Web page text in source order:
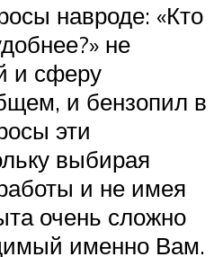
навроде: «Кто
не
и сферу
и бензопил в
эти
выбирая
и не имея
очень сложно
именно Вам.